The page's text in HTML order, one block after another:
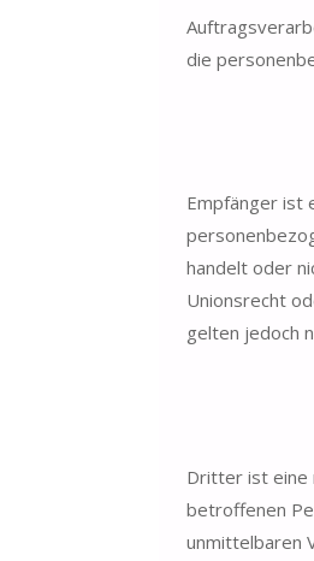
die
Empfänger ist
handelt oder
Unionsrecht
gelten jedoch
Dritter ist eine
betroffenen
unmittelbaren